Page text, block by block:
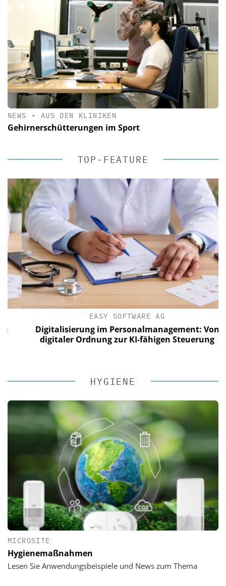
NEWS • AUS DEN KLINIKEN
Gehirnerschütterungen im Sport
TOP-FEATURE
EASY SOFTWARE AG
Digitalisierung im Personalmanagement: Von
digitaler Ordnung zur KI-fähigen Steuerung
HYGIENE
MICROSITE
Hygienemaßnahmen
Lesen Sie Anwendungsbeispiele und News zum Thema